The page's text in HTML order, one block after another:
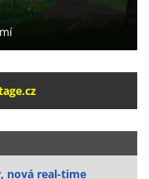
nová real-time